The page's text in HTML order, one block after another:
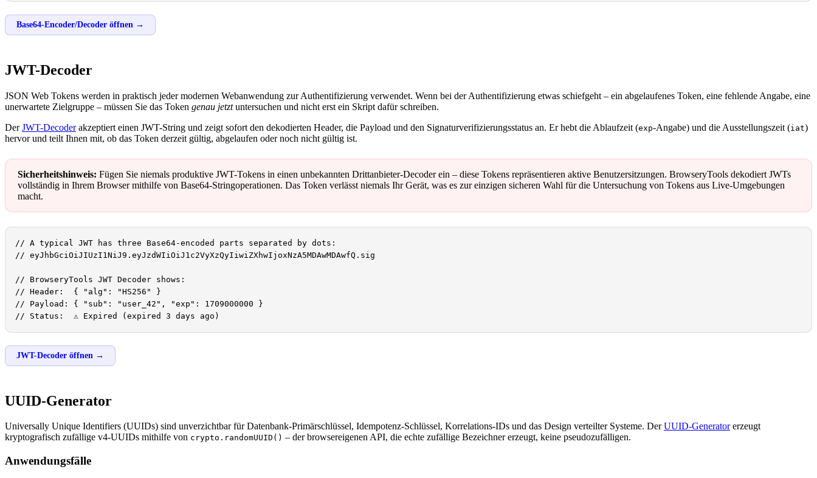
Base64-Encoder/Decoder öffnen →
JWT-Decoder
JSON Web Tokens werden in praktisch jeder modernen Webanwendung zur Authentifizierung verwendet. Wenn bei der Authentifizierung etwas schiefgeht – ein abgelaufenes Token, eine fehlende Angabe, eine
unerwartete Zielgruppe – müssen Sie das Token genau jetztuntersuchen und nicht erst ein Skript dafür schreiben.
DerJWT-Decoderakzeptiert einen JWT-String und zeigt sofort den dekodierten Header, die Payload und den Signaturverifizierungsstatus an. Er hebt die Ablaufzeit (exp-Angabe) und die Ausstellungszeit (iat)
hervor und teilt Ihnen mit, ob das Token derzeit gültig, abgelaufen oder noch nicht gültig ist.
Sicherheitshinweis: Fügen Sie niemals produktive JWT-Tokens in einen unbekannten Drittanbieter-Decoder ein – diese Tokens repräsentieren aktive Benutzersitzungen. BrowseryTools dekodiert JWTs
vollständig in Ihrem Browser mithilfe von Base64-Stringoperationen. Das Token verlässt niemals Ihr Gerät, was es zur einzigen sicheren Wahl für die Untersuchung von Tokens aus Live-Umgebungen
macht.
// A typical JWT has three Base64-encoded parts separated by dots:
// eyJhbGciOiJIUzI1NiJ9.eyJzdWIiOiJ1c2VyXzQyIiwiZXhwIjoxNzA5MDAwMDAwfQ.sig
// BrowseryTools JWT Decoder shows:
// Header:  { "alg": "HS256" }
// Payload: { "sub": "user_42", "exp": 1709000000 }
// Status:  ⚠ Expired (expired 3 days ago)
JWT-Decoder öffnen →
UUID-Generator
Universally Unique Identifiers (UUIDs) sind unverzichtbar für Datenbank-Primärschlüssel, Idempotenz-Schlüssel, Korrelations-IDs und das Design verteilter Systeme. Der UUID-Generatorerzeugt
kryptografisch zufällige v4-UUIDs mithilfe von crypto.randomUUID() – der browsereigenen API, die echte zufällige Bezeichner erzeugt, keine pseudozufälligen.
Anwendungsfälle